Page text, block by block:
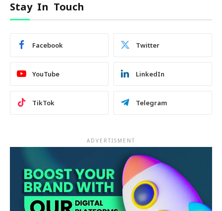
Stay In Touch
Facebook Twitter
YouTube LinkedIn
TikTok Telegram
ADVERTISMENT